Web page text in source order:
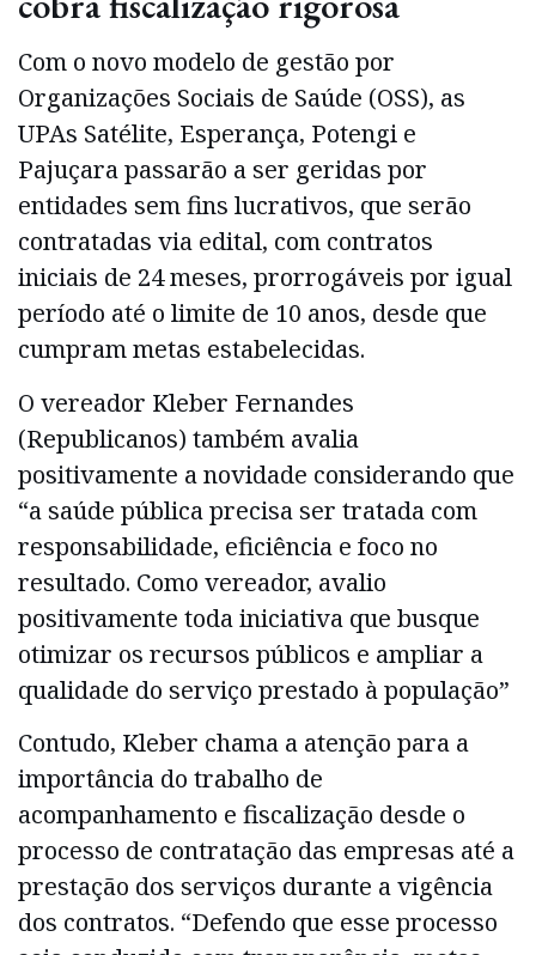
Com o novo modelo de gestão por
Organizações Sociais de Saúde (OSS), as
UPAs Satélite, Esperança, Potengi e
Pajuçara passarão a ser geridas por
entidades sem fins lucrativos, que serão
contratadas via edital, com contratos
iniciais de 24 meses, prorrogáveis por igual
período até o limite de 10 anos, desde que
cumpram metas estabelecidas.
O vereador Kleber Fernandes
(Republicanos) também avalia
positivamente a novidade considerando que
“a saúde pública precisa ser tratada com
responsabilidade, eficiência e foco no
resultado. Como vereador, avalio
positivamente toda iniciativa que busque
otimizar os recursos públicos e ampliar a
qualidade do serviço prestado à população”
Contudo, Kleber chama a atenção para a
importância do trabalho de
acompanhamento e fiscalização desde o
processo de contratação das empresas até a
prestação dos serviços durante a vigência
dos contratos. “Defendo que esse processo